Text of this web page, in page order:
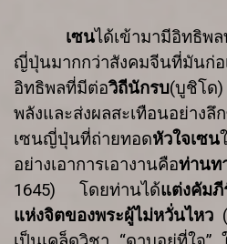
เซนได้เข้ามามีอิทธิพ
ญี่ปุ่นมากกว่าสังคมจีนที่มันก่อ
อิทธิพลที่มีต่อวิถีนักรบ(บูชิโด
พลังและส่งผลสะเทือนอย่าง
เซนญี่ปุ่นที่ถ่ายทอดหัวใจเซน
อย่างเอาการเอางานคือท่านท
1645) โดยท่านได้แต่งคัมภี
แห่งจิตของพระผู้ไม่หวั่นไหว (